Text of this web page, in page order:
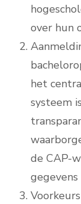
over hun
het
systeem
de CAP-
gegevens